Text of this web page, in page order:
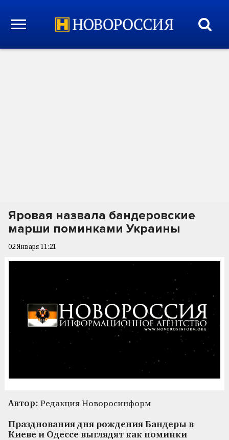
Яровая назвала бандеровские
марши поминками Украины
02 Января 11:21
Автор: Редакция Новоросинформ
Празднования дня рождения Бандеры в
Киеве и Одессе выглядят как поминки